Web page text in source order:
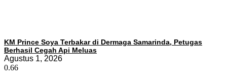
KM Prince Soya Terbakar di Dermaga Samarinda, Petugas
Berhasil Cegah Api Meluas
Agustus 1, 2026